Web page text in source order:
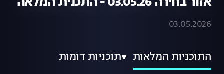
03.05.2026
התוכניות המלאות תוכניות דומות